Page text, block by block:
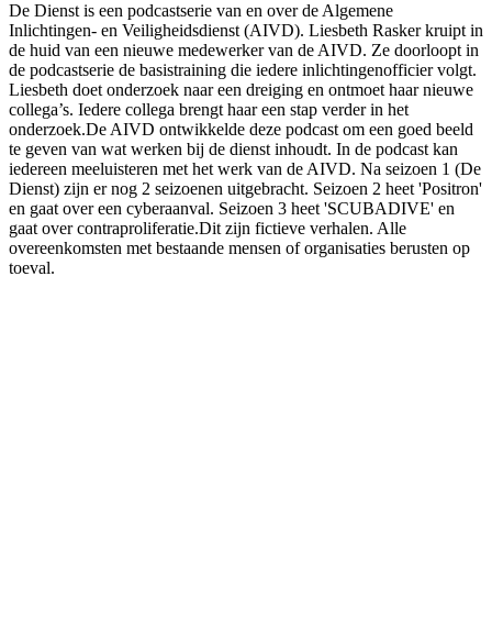
De Dienst is een podcastserie van en over de Algemene
Inlichtingen- en Veiligheidsdienst (AIVD). Liesbeth Rasker kruipt in
de huid van een nieuwe medewerker van de AIVD. Ze doorloopt in
de podcastserie de basistraining die iedere inlichtingenofficier volgt.
Liesbeth doet onderzoek naar een dreiging en ontmoet haar nieuwe
collega’s. Iedere collega brengt haar een stap verder in het
onderzoek.De AIVD ontwikkelde deze podcast om een goed beeld
te geven van wat werken bij de dienst inhoudt. In de podcast kan
iedereen meeluisteren met het werk van de AIVD. Na seizoen 1 (De
Dienst) zijn er nog 2 seizoenen uitgebracht. Seizoen 2 heet 'Positron'
en gaat over een cyberaanval. Seizoen 3 heet 'SCUBADIVE' en
gaat over contraproliferatie.Dit zijn fictieve verhalen. Alle
overeenkomsten met bestaande mensen of organisaties berusten op
toeval.